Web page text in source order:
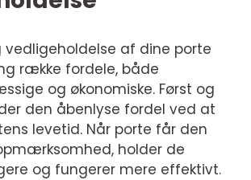
af dine porte
række fordele, både
og økonomiske. Først og
den åbenlyse fordel ved at
levetid. Når porte får den
holder de
og fungerer mere effektivt.